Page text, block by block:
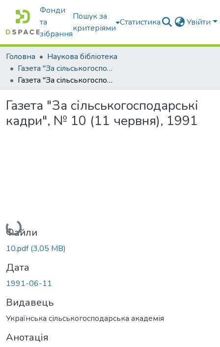
Фонди
та
зібрання
Пошук за
критеріями
Статистика Увійти
Головна
Наукова бібліотека
Газета "За сільськогосподарські кадри"
Газета "За сільськогосподарські кадри", № 10 (11 червня), 1991
Газета "За сільськогосподарські
кадри", № 10 (11 червня), 1991
Вантажиться...
Файли
10.pdf(3,05 MB)
Дата
1991-06-11
Видавець
Українська сільськогосподарська академія
Анотація